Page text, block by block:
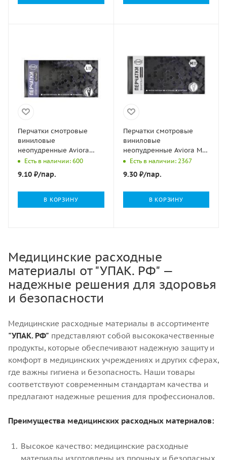
Перчатки смотровые
виниловые
неопудренные Aviora
черные L 4,5гр 50/500
Есть в наличии: 600
9.10 ₽/пар.
В КОРЗИНУ
Перчатки смотровые
виниловые
неопудренные Aviora М
4,5гр 50/500
Есть в наличии: 2367
9.30₽/пар.
В КОРЗИНУ
Медицинские расходные
материалы от "УПАК. РФ" —
надежные решения для здоровья
и безопасности
Медицинские расходные материалы в ассортименте
"УПАК. РФ" представляют собой высококачественные
продукты, которые обеспечивают надежную защиту и
комфорт в медицинских учреждениях и других сферах,
где важны гигиена и безопасность. Наши товары
соответствуют современным стандартам качества и
предлагают надежные решения для профессионалов.
Преимущества медицинских расходных материалов:
Высокое качество: медицинские расходные